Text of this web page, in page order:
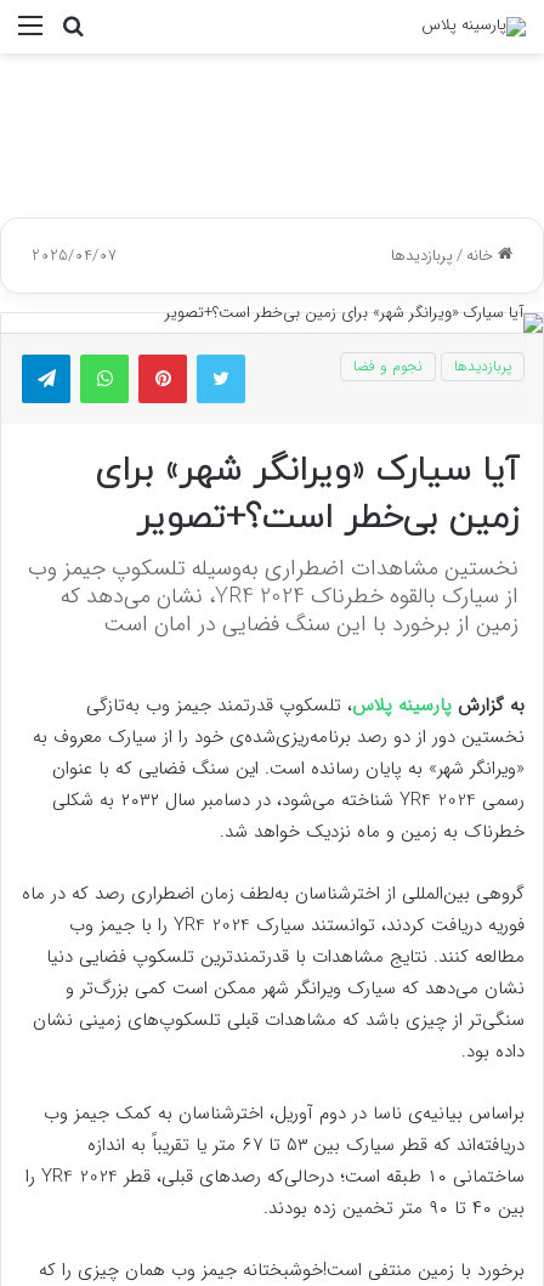
جستجو
خانه/پربازدیدها 2025/04/07
توییتر پینتریستواتس آپ
پربازدیدها نجوم و فضا
آیا سیارک «ویرانگر شهر» برای
زمین بی‌خطر است؟+تصویر
نخستین مشاهدات اضطراری به‌وسیله تلسکوپ جیمز وب
از سیارک بالقوه خطرناک 2024 YR4، نشان می‌دهد که
زمین از برخورد با این سنگ فضایی در امان است
به گزارش پارسینه پلاس، تلسکوپ قدرتمند جیمز وب به‌تازگی
نخستین دور از دو رصد برنامه‌ریزی‌شده‌ی خود را از سیارک معروف به
«ویرانگر شهر» به پایان رسانده است. این سنگ فضایی که با عنوان
رسمی 2024 YR4 شناخته می‌شود، در دسامبر سال ۲۰۳۲ به شکلی
خطرناک به زمین و ماه نزدیک خواهد شد.
گروهی بین‌المللی از اخترشناسان به‌لطف زمان اضطراری رصد که در ماه
فوریه دریافت کردند، توانستند سیارک 2024 YR4 را با جیمز وب
مطالعه کنند. نتایج مشاهدات با قدرتمندترین تلسکوپ فضایی دنیا
نشان می‌دهد که سیارک ویرانگر شهر ممکن است کمی بزرگ‌تر و
سنگی‌تر از چیزی باشد که مشاهدات قبلی تلسکوپ‌های زمینی نشان
داده بود.
براساس بیانیه‌ی ناسا در دوم آوریل، اخترشناسان به کمک جیمز وب
دریافته‌اند که قطر سیارک بین ۵۳ تا ۶۷ متر یا تقریباً به اندازه
ساختمانی ۱۰ طبقه است؛ درحالی‌که رصدهای قبلی، قطر 2024 YR4 را
بین ۴۰ تا ۹۰ متر تخمین زده بودند.
برخورد با زمین منتفی است!خوشبختانه جیمز وب همان چیزی را که